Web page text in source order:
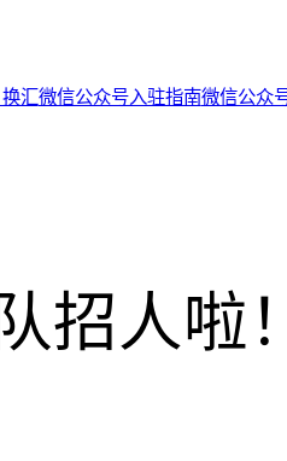
汇微信公众号入驻指南微信公众
招人啦